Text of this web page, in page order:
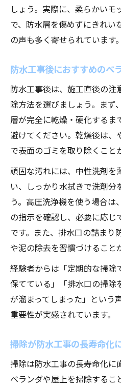
しょう。実際に、柔らかいモ
で、防水層を傷めずにきれい
の声も多く寄せられています。
防水工事後におすすめのベ
防水工事後は、施工直後の注
除方法を選びましょう。まず
層が完全に乾燥・硬化するま
避けてください。乾燥後は
で表面のゴミを取り除くこと
頑固な汚れには、中性洗剤を
い、しっかり水拭きで洗剤分
う。高圧洗浄機を使う場合は
の指示を確認し、必要に応
です。また、排水口の詰まり
や泥の除去を習慣づけること
経験者からは「定期的な掃除
保てている」「排水口の掃除
が溜まってしまった」という
重要性が実感されています。
掃除が防水工事の長寿命化
掃除は防水工事の長寿命化に
ベランダや屋上を掃除するこ